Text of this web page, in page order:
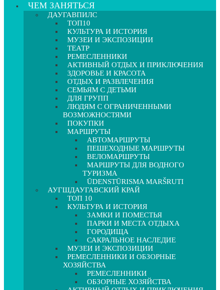
ЧЕМ ЗАНЯТЬСЯ
ДАУГАВПИЛС
ТОП10
КУЛЬТУРА И ИСТОРИЯ
МУЗЕИ И ЭКСПОЗИЦИИ
ТЕАТР
РЕМЕСЛЕННИКИ
АКТИВНЫЙ ОТДЫХ И ПРИКЛЮЧЕНИЯ
ЗДОРОВЬЕ И КРАСОТА
ОТДЫХ И РАЗВЛЕЧЕНИЯ
СЕМЬЯМ С ДЕТЬМИ
ДЛЯ ГРУПП
ЛЮДЯМ С ОГРАНИЧЕННЫМИ
ВОЗМОЖНОСТЯМИ
ПОКУПКИ
МАРШРУТЫ
АВТОМАРШРУТЫ
ПЕШЕХОДНЫЕ МАРШРУТЫ
ВЕЛОМАРШРУТЫ
МАРШРУТЫ ДЛЯ ВОДНОГО
ТУРИЗМА
ŪDENSTŪRISMA MARŠRUTI
АУГШДАУГАВСКИЙ КРАЙ
ТОП 10
КУЛЬТУРА И ИСТОРИЯ
ЗАМКИ И ПОМЕСТЬЯ
ПАРКИ И МЕСТА ОТДЫХА
ГОРОДИЩА
САКРАЛЬНОЕ НАСЛЕДИЕ
МУЗЕИ И ЭКСПОЗИЦИИ
РЕМЕСЛЕННИКИ И ОБЗОРНЫЕ
ХОЗЯЙСТВА
РЕМЕСЛЕННИКИ
ОБЗОРНЫЕ ХОЗЯЙСТВА